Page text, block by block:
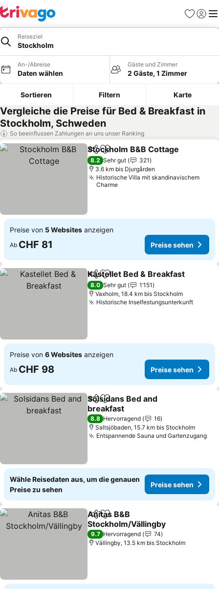
Favoriten
Reiseziel
Stockholm
An-/Abreise
Daten wählen
Gäste und Zimmer
2 Gäste, 1 Zimmer
Sortieren Filtern Karte
Vergleiche die Preise für Bed & Breakfast in
Stockholm, Schweden
So beeinflussen Zahlungen an uns unser Ranking
TeilenZu Favoriten hinzufügen
Stockholm B&B Cottage
8.2 Sehr gut
321
3.6 km bis Djurgården
Historische Villa mit skandinavischem
Charme
Preise von 5 Websites anzeigen
Ab CHF 81 Preise sehen
TeilenZu Favoriten hinzufügen
Kastellet Bed & Breakfast
8.0 Sehr gut
1’151
Vaxholm, 18.4 km bis Stockholm
Historische Inselfestungsunterkunft
Preise von 6 Websites anzeigen
Ab CHF 98 Preise sehen
TeilenZu Favoriten hinzufügen
Solsidans Bed and
breakfast
8.8 Hervorragend
16
Saltsjöbaden, 15.7 km bis Stockholm
Entspannende Sauna und Gartenzugang
Wähle Reisedaten aus, um die genauen
Preise zu sehen
Preise sehen
TeilenZu Favoriten hinzufügen
Anitas B&B
Stockholm/Vällingby
9.7 Hervorragend
74
Vällingby, 13.5 km bis Stockholm